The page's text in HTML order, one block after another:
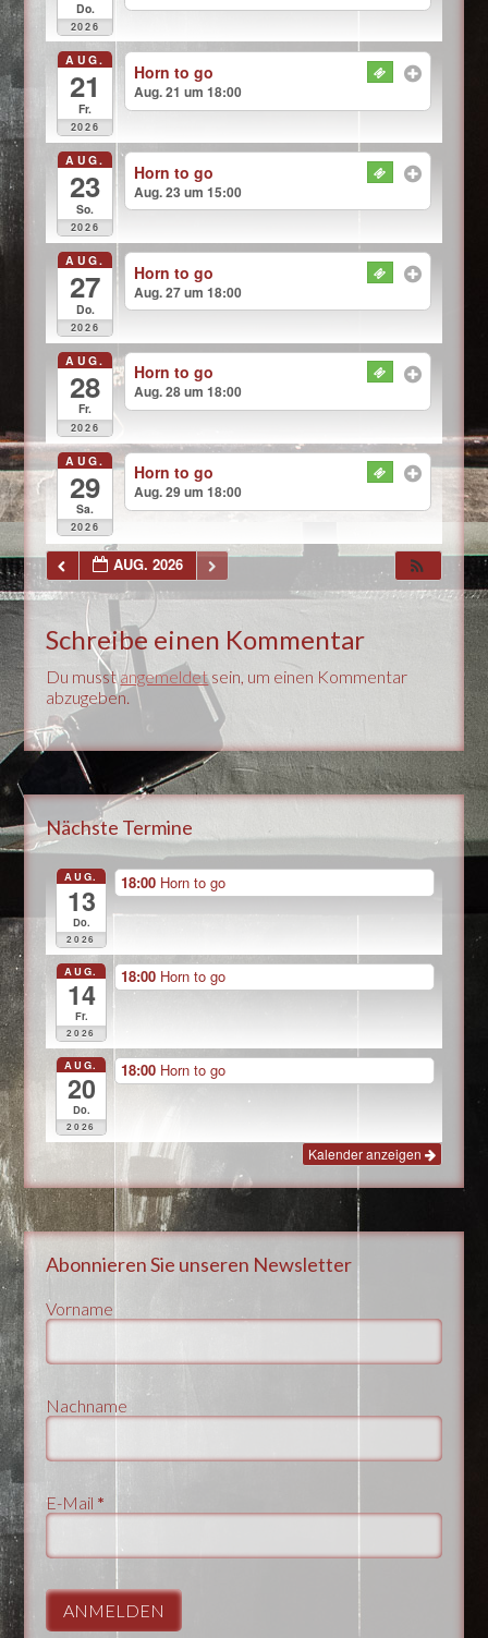
Do.
2026
AUG.
21
Fr.
2026
Horn to go
Aug. 21 um 18:00
AUG.
23
So.
2026
Horn to go
Aug. 23 um 15:00
AUG.
27
Do.
2026
Horn to go
Aug. 27 um 18:00
AUG.
28
Fr.
2026
Horn to go
Aug. 28 um 18:00
AUG.
29
Sa.
2026
Horn to go
Aug. 29 um 18:00
AUG. 2026
Schreibe einen Kommentar
Du musstangemeldetsein, um einen Kommentar
abzugeben.
Nächste Termine
AUG.
13
Do.
2026
18:00 Horn to go
AUG.
14
Fr.
2026
18:00 Horn to go
AUG.
20
Do.
2026
18:00 Horn to go
Kalender anzeigen
Abonnieren Sie unseren Newsletter
Vorname
Nachname
E-Mail *